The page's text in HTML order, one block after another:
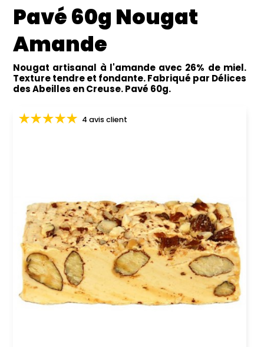
Pavé 60g Nougat
Amande
Nougat artisanal à l'amande avec 26% de miel.
Texture tendre et fondante. Fabriqué par Délices
des Abeilles en Creuse. Pavé 60g.
4 avis client